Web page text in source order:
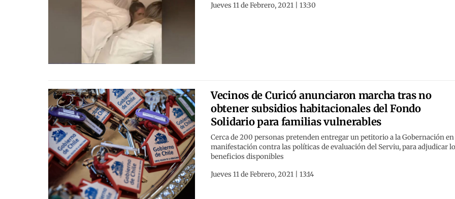
Jueves 11 de Febrero, 2021 | 13:30
Vecinos de Curicó anunciaron marcha tras no
obtener subsidios habitacionales del Fondo
Solidario para familias vulnerables
Cerca de 200 personas pretenden entregar un petitorio a la Gobernación en
manifestación contra las políticas de evaluación del Serviu, para adjudicar
beneficios disponibles
Jueves 11 de Febrero, 2021 | 13:14